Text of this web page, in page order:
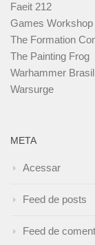
Faeit 212
Games Workshop
The Formation
The Painting Frog
Warhammer Brasil
Warsurge
META
Acessar
Feed de posts
Feed de